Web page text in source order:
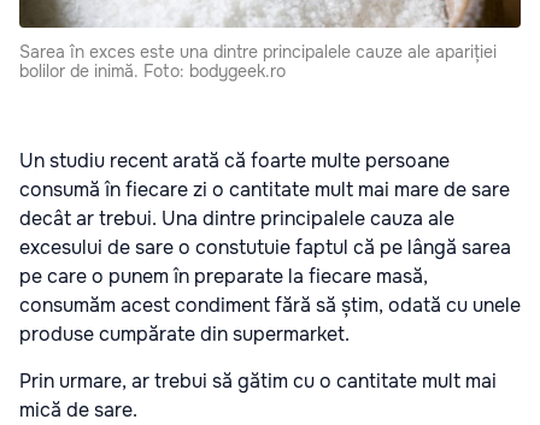
Sarea în exces este una dintre principalele cauze ale apariției
bolilor de inimă. Foto: bodygeek.ro
Un studiu recent arată că foarte multe persoane
consumă în fiecare zi o cantitate mult mai mare de sare
decât ar trebui. Una dintre principalele cauza ale
excesului de sare o constutuie faptul că pe lângă sarea
pe care o punem în preparate la fiecare masă,
consumăm acest condiment fără să știm, odată cu unele
produse cumpărate din supermarket.
Prin urmare, ar trebui să gătim cu o cantitate mult mai
mică de sare.